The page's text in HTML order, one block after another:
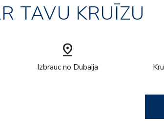
TAVU KRUĪZU
pin_drop
Izbrauc no Dubaija